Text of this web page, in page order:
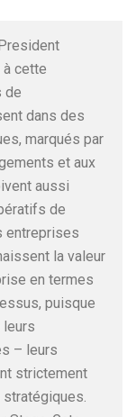
à cette
de
dans des
marqués par
et aux
aussi
de
entreprises
la valeur
en termes
puisque
leurs
– leurs
strictement